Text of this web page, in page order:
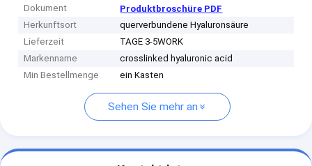
Dokument
Produktbroschüre PDF
Herkunftsort
querverbundene Hyaluronsäure
Lieferzeit
TAGE 3-5WORK
Markenname
crosslinked hyaluronic acid
Min Bestellmenge
ein Kasten
Sehen Sie mehr an